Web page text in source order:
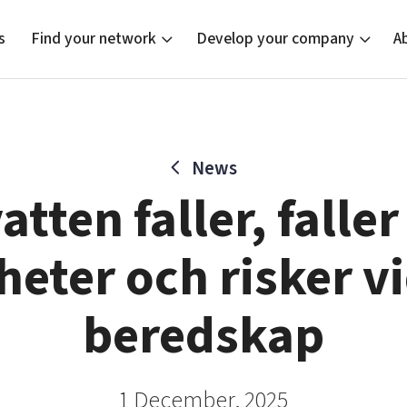
Find your network
East Sweden Tech Women
Reversed mentorship
Develop your company
Talent & skills
Startup & industry collaboration
Offers to boost your business
Locations
News
faller,
och risker
beredskap
1 December, 2025